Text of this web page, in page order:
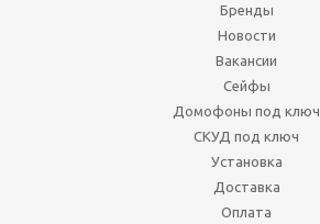
Бренды
Новости
Вакансии
Сейфы
Домофоны под ключ
СКУД под ключ
Установка
Доставка
Оплата